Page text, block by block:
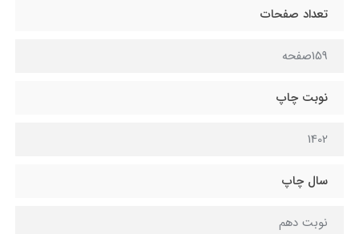
تعداد صفحات
159صفحه
نوبت چاپ
1402
سال چاپ
نوبت دهم